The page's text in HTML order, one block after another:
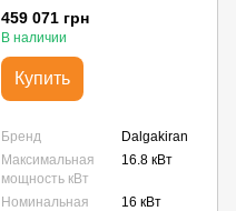
459 071 грн
В наличии
Купить
Бренд
Dalgakiran
Максимальная
мощность кВт
16.8 кВт
Номинальная
16 кВт